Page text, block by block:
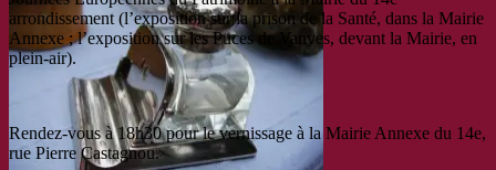
arrondissement (l’exposition sur la prison de la Santé, dans la Mairie
Annexe ; l’exposition sur les Puces de Vanves, devant la Mairie, en
plein-air).
Rendez-vous à 18h30 pour le vernissage à la Mairie Annexe du 14e,
rue Pierre Castagnou.